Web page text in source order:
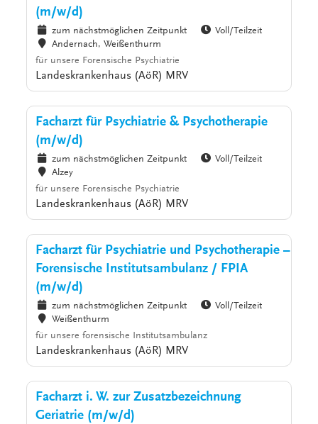
(m/w/d)
zum nächstmöglichen Zeitpunkt
Voll/Teilzeit
Andernach, Weißenthurm
für unsere Forensische Psychiatrie
Landeskrankenhaus (AöR) MRV
Facharzt für Psychiatrie & Psychotherapie
(m/w/d)
zum nächstmöglichen Zeitpunkt
Voll/Teilzeit
Alzey
für unsere Forensische Psychiatrie
Landeskrankenhaus (AöR) MRV
Facharzt für Psychiatrie und Psychotherapie –
Forensische Institutsambulanz / FPIA
(m/w/d)
zum nächstmöglichen Zeitpunkt
Voll/Teilzeit
Weißenthurm
für unsere forensische Institutsambulanz
Landeskrankenhaus (AöR) MRV
Facharzt i. W. zur Zusatzbezeichnung
Geriatrie (m/w/d)